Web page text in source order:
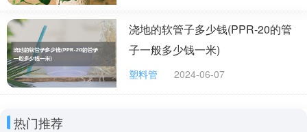
浇地的软管子多少钱(PPR-20的管
子一般多少钱一米)
塑料管 2024-06-07
热门推荐